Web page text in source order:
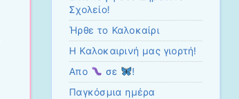
Σχολείο!
Ήρθε το Καλοκαίρι
Η Καλοκαιρινή μας γιορτή!
Απο
σε
!
Παγκόσμια ημέρα